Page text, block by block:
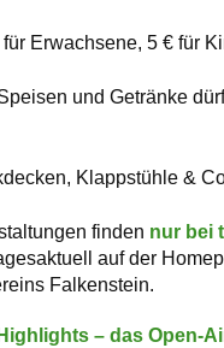
Erwachsene, 5 € für
und Getränke
Klappstühle &
finden nur bei
auf der
Falkenstein.
– das Open-